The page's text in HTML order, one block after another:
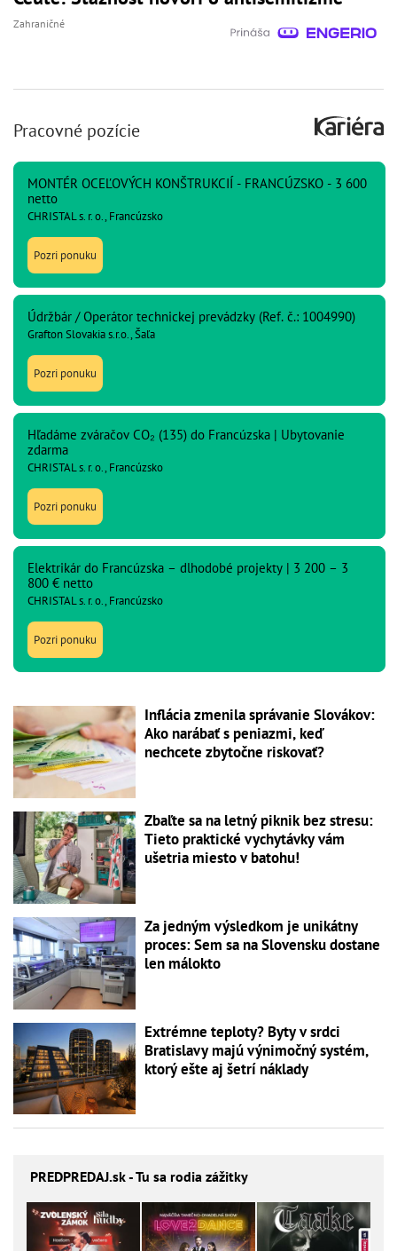
Zahraničné
Pracovné pozície
MONTÉR OCEĽOVÝCH KONŠTRUKCIÍ - FRANCÚZSKO - 3 600
netto
CHRISTAL s. r. o., Francúzsko
Pozri ponuku
Údržbár / Operátor technickej prevádzky (Ref. č.: 1004990)
Grafton Slovakia s.r.o., Šaľa
Pozri ponuku
Hľadáme zváračov CO₂ (135) do Francúzska | Ubytovanie
zdarma
CHRISTAL s. r. o., Francúzsko
Pozri ponuku
Elektrikár do Francúzska – dlhodobé projekty | 3 200 – 3
800 € netto
CHRISTAL s. r. o., Francúzsko
Pozri ponuku
Inflácia zmenila správanie Slovákov:
Ako narábať s peniazmi, keď
nechcete zbytočne riskovať?
Zbaľte sa na letný piknik bez stresu:
Tieto praktické vychytávky vám
ušetria miesto v batohu!
Za jedným výsledkom je unikátny
proces: Sem sa na Slovensku dostane
len málokto
Extrémne teploty? Byty v srdci
Bratislavy majú výnimočný systém,
ktorý ešte aj šetrí náklady
PREDPREDAJ.sk - Tu sa rodia zážitky